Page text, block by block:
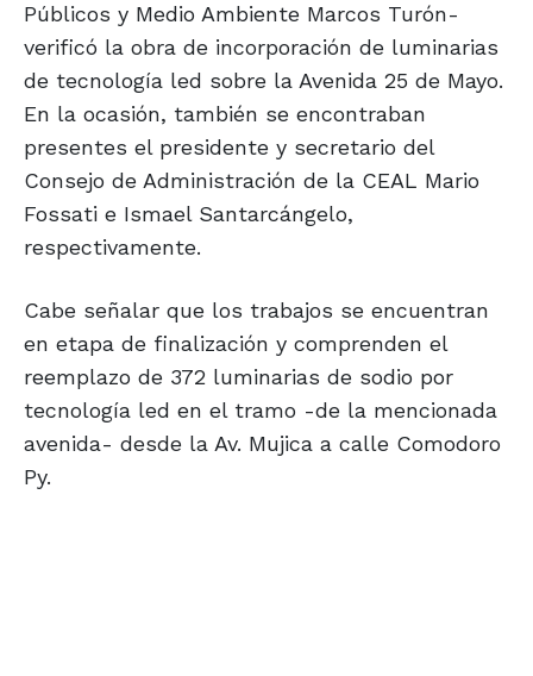
Públicos y Medio Ambiente Marcos Turón-
verificó la obra de incorporación de luminarias
de tecnología led sobre la Avenida 25 de Mayo.
En la ocasión, también se encontraban
presentes el presidente y secretario del
Consejo de Administración de la CEAL Mario
Fossati e Ismael Santarcángelo,
respectivamente.
Cabe señalar que los trabajos se encuentran
en etapa de finalización y comprenden el
reemplazo de 372 luminarias de sodio por
tecnología led en el tramo -de la mencionada
avenida- desde la Av. Mujica a calle Comodoro
Py.